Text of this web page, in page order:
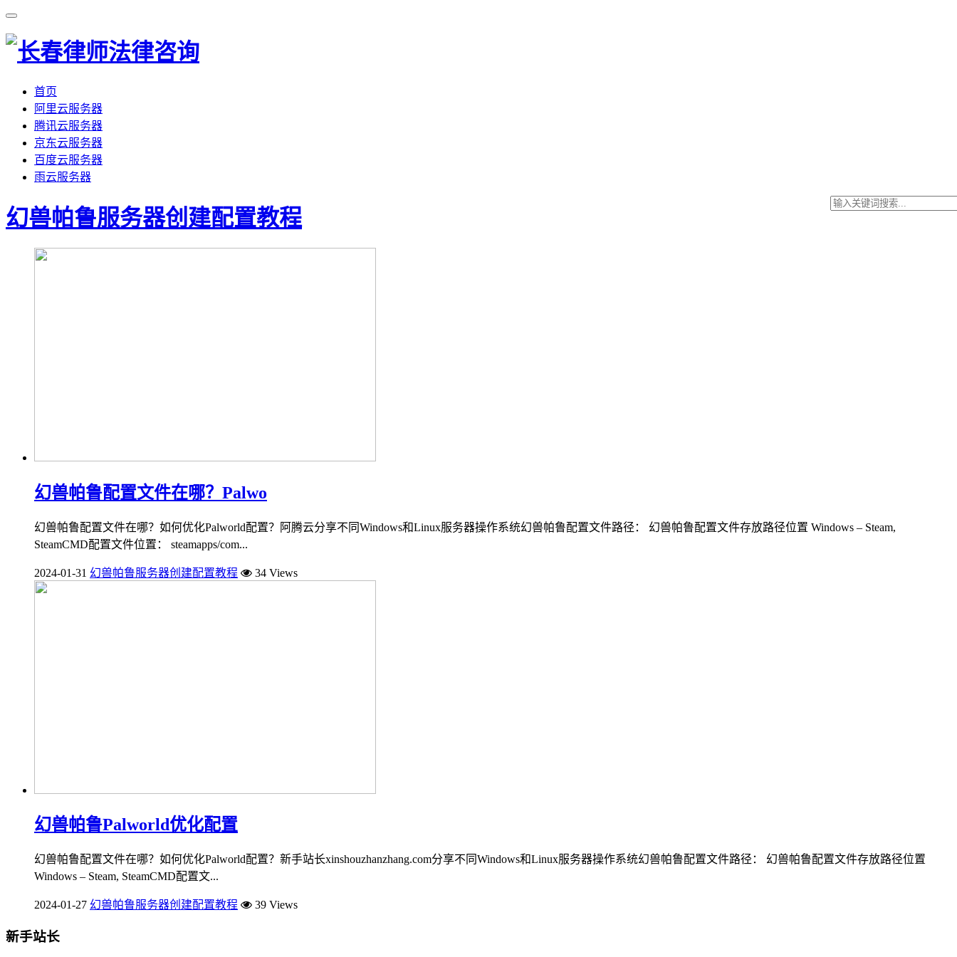
首页
阿里云服务器
腾讯云服务器
京东云服务器
百度云服务器
雨云服务器
幻兽帕鲁服务器创建配置教程
幻兽帕鲁配置文件在哪？Palwo
幻兽帕鲁配置文件在哪？如何优化Palworld配置？阿腾云分享不同Windows和Linux服务器操作系统幻兽帕鲁配置文件路径： 幻兽帕鲁配置文件存放路径位置 Windows – Steam,
SteamCMD配置文件位置： steamapps/com...
2024-01-31 幻兽帕鲁服务器创建配置教程 34 Views
幻兽帕鲁Palworld优化配置
幻兽帕鲁配置文件在哪？如何优化Palworld配置？新手站长xinshouzhanzhang.com分享不同Windows和Linux服务器操作系统幻兽帕鲁配置文件路径： 幻兽帕鲁配置文件存放路径位置
Windows – Steam, SteamCMD配置文...
2024-01-27 幻兽帕鲁服务器创建配置教程 39 Views
新手站长